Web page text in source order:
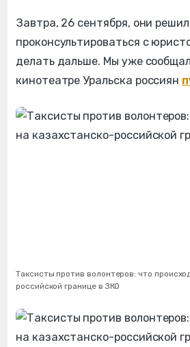
Завтра, 26 сентября, они
проконсультироваться с
делать дальше. Мы уже
кинотеатре Уральска россиян
Таксисты против волонтеров: что
российской границе в ЗКО